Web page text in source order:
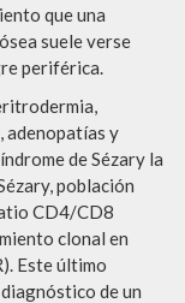
que una
suele verse
periférica.
adenopatías y
de Sézary la
población
CD4/CD8
clonal en
Este último
de un